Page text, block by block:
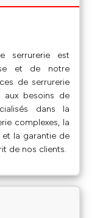
serrurerie est
et de notre
de serrurerie
aux besoins de
dans la
complexes, la
la garantie de
de nos clients.